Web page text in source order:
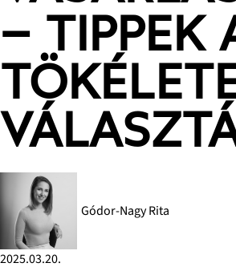
– TIPPEK
Gódor-Nagy Rita
2025.03.20.